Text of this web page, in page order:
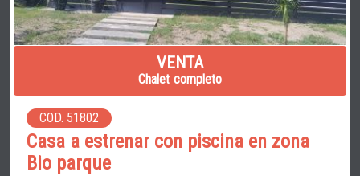
VENTA
Chalet completo
COD. 51802
Casa a estrenar con piscina en zona
Bio parque